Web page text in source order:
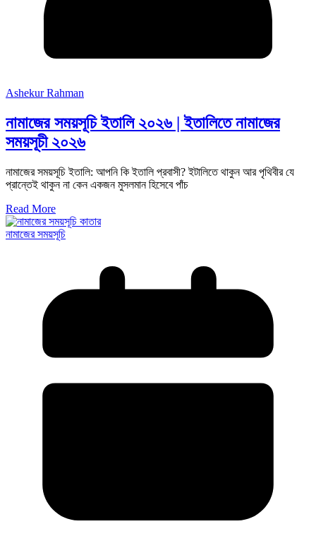
Ashekur Rahman
নামাজের সময়সূচি ইতালি ২০২৬ | ইতালিতে নামাজের
সময়সূচী ২০২৬
নামাজের সময়সূচি ইতালি: আপনি কি ইতালি প্রবাসী? ইটালিতে থাকুন আর পৃথিবীর যে
প্রান্তেই থাকুন না কেন একজন মুসলমান হিসেবে পাঁচ
Read More
নামাজের সময়সূচি